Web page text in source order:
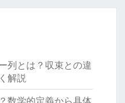
列とは？収束との違
解説
数学的定義から具体